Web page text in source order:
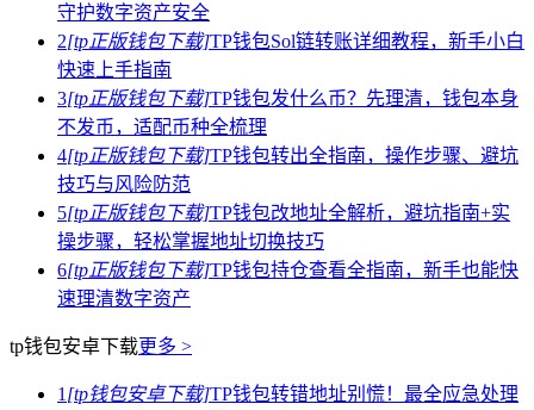
守护数字资产安全
2[tp正版钱包下载]TP钱包Sol链转账详细教程，新手小白
快速上手指南
3[tp正版钱包下载]TP钱包发什么币？先理清，钱包本身
不发币，适配币种全梳理
4[tp正版钱包下载]TP钱包转出全指南，操作步骤、避坑
技巧与风险防范
5[tp正版钱包下载]TP钱包改地址全解析，避坑指南+实
操步骤，轻松掌握地址切换技巧
6[tp正版钱包下载]TP钱包持仓查看全指南，新手也能快
速理清数字资产
tp钱包安卓下载更多 >
1 [tp钱包安卓下载]TP钱包转错地址别慌！最全应急处理